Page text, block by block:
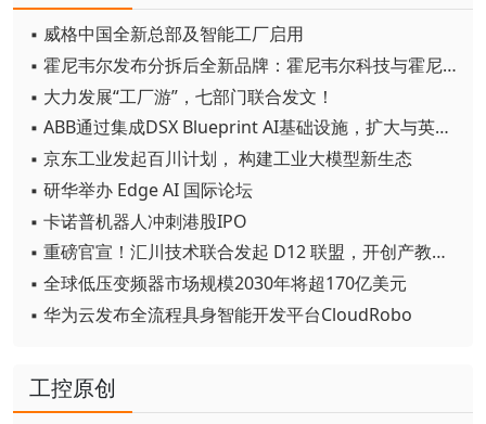
▪ 威格中国全新总部及智能工厂启用
▪ 霍尼韦尔发布分拆后全新品牌：霍尼韦尔科技与霍尼韦尔航空航天
▪ 大力发展“工厂游”，七部门联合发文！
▪ ABB通过集成DSX Blueprint AI基础设施，扩大与英伟达的合作
▪ 京东工业发起百川计划， 构建工业大模型新生态
▪ 研华举办 Edge AI 国际论坛
▪ 卡诺普机器人冲刺港股IPO
▪ 重磅官宣！汇川技术联合发起 D12 联盟，开创产教融合新范式
▪ 全球低压变频器市场规模2030年将超170亿美元
▪ 华为云发布全流程具身智能开发平台CloudRobo
工控原创